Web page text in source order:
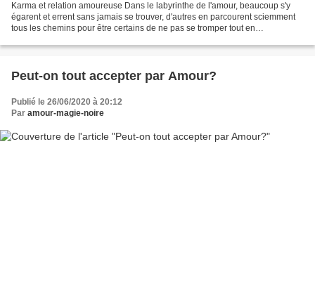
Karma et relation amoureuse Dans le labyrinthe de l'amour, beaucoup s'y
égarent et errent sans jamais se trouver, d'autres en parcourent sciemment
tous les chemins pour être certains de ne pas se tromper tout en
Peut-on tout accepter par Amour?
Publié le 26/06/2020 à 20:12
Par amour-magie-noire